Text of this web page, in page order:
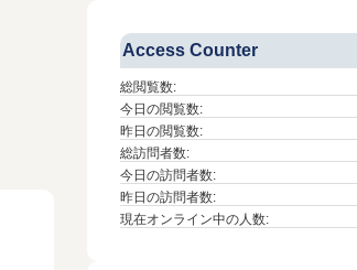
Access Counter
総閲覧数:
今日の閲覧数:
昨日の閲覧数:
総訪問者数:
今日の訪問者数:
昨日の訪問者数:
現在オンライン中の人数: